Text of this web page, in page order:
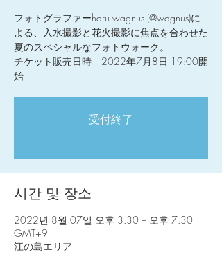
フォトグラファーharu wagnus (@wagnus)に
よる、入水撮影と花火撮影に焦点を合わせた
夏のスペシャルなフォトウォーク。
チケット販売日時 2022年7月8日 19:00開
始
受付終了
시간 및 장소
2022년 8월 07일 오후 3:30 – 오후 7:30
GMT+9
江の島エリア